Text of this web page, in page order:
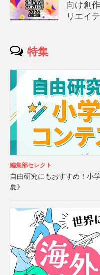
向け創
リエイ
特集
編集部セレクト
自由研究にもおすすめ！小
夏》